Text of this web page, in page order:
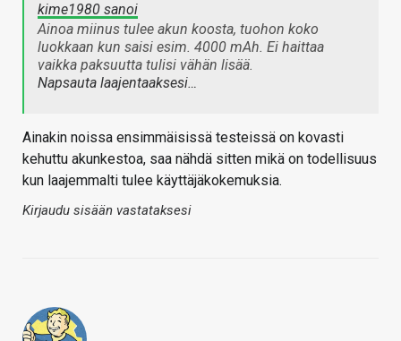
kime1980 sanoi
Ainoa miinus tulee akun koosta, tuohon koko
luokkaan kun saisi esim. 4000 mAh. Ei haittaa
vaikka paksuutta tulisi vähän lisää.
Napsauta laajentaaksesi…
Ainakin noissa ensimmäisissä testeissä on kovasti
kehuttu akunkestoa, saa nähdä sitten mikä on todellisuus
kun laajemmalti tulee käyttäjäkokemuksia.
Kirjaudu sisään vastataksesi